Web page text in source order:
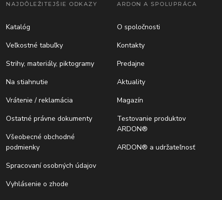
NAJDÔLEŽITEJŠIE ODKAZY
Katalóg
Veľkostné tabuľky
Strihy, materiály, piktogramy
Na stiahnutie
Vrátenie / reklamácia
Ostatné právne dokumenty
Všeobecné obchodné
podmienky
Spracovaní osobných údajov
Vyhlásenie o zhode
ARDON A SPOLUPRÁCA
O spoločnosti
Kontakty
Predajne
Aktuality
Magazín
Testovanie produktov
ARDON®
ARDON® a udržateľnosť